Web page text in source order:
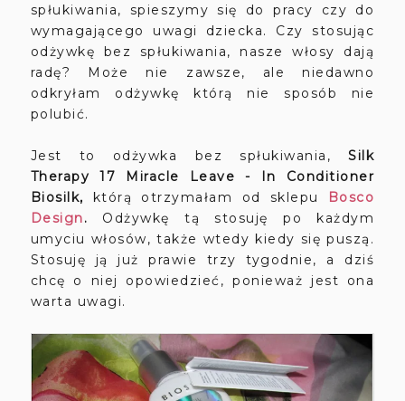
spłukiwania, spieszymy się do pracy czy do
wymagającego uwagi dziecka. Czy stosując
odżywkę bez spłukiwania, nasze włosy dają
radę? Może nie zawsze, ale niedawno
odkryłam odżywkę którą nie sposób nie
polubić.
Jest to odżywka bez spłukiwania,Silk
Therapy 17 Miracle Leave - In Conditioner
Biosilk, którą otrzymałam od sklepu
Bosco
Design. Odżywkę tą stosuję po każdym
umyciu włosów, także wtedy kiedy się puszą.
Stosuję ją już prawie trzy tygodnie, a dziś
chcę o niej opowiedzieć, ponieważ jest ona
warta uwagi.